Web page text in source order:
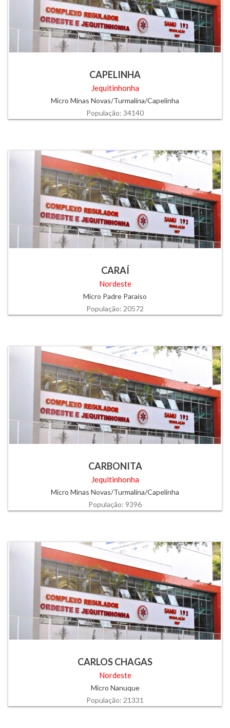
CAPELINHA
Jequitinhonha
Micro Minas Novas/Turmalina/Capelinha
População: 34140
CARAÍ
Nordeste
Micro Padre Paraíso
População: 20572
CARBONITA
Jequitinhonha
Micro Minas Novas/Turmalina/Capelinha
População: 9396
CARLOS CHAGAS
Nordeste
Micro Nanuque
População: 21331